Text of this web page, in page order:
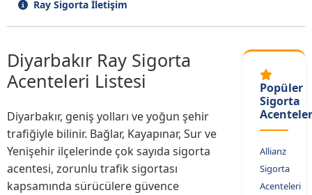
Ray Sigorta İletişim
Diyarbakır Ray Sigorta
Acenteleri Listesi
Diyarbakır, geniş yolları ve yoğun şehir
trafiğiyle bilinir. Bağlar, Kayapınar, Sur ve
Yenişehir ilçelerinde çok sayıda sigorta
acentesi, zorunlu trafik sigortası
kapsamında sürücülere güvence
Popüler
Sigorta
Allianz
Sigorta
Acenteleri